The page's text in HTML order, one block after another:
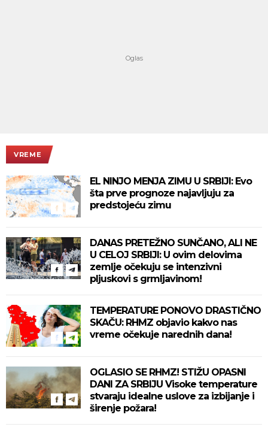
VREME
EL NINJO MENJA ZIMU U SRBIJI: Evo
šta prve prognoze najavljuju za
predstojeću zimu
DANAS PRETEŽNO SUNČANO, ALI NE
U CELOJ SRBIJI: U ovim delovima
zemlje očekuju se intenzivni
pljuskovi s grmljavinom!
TEMPERATURE PONOVO DRASTIČNO
SKAČU: RHMZ objavio kakvo nas
vreme očekuje narednih dana!
OGLASIO SE RHMZ! STIŽU OPASNI
DANI ZA SRBIJU Visoke temperature
stvaraju idealne uslove za izbijanje i
širenje požara!